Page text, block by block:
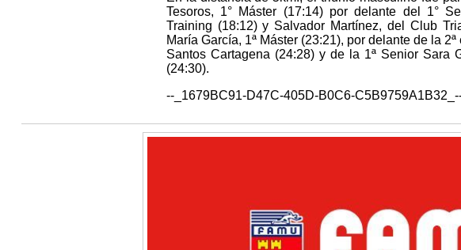
Tesoros, 1° Máster (17:14) por delante del 1°
Training (18:12) y Salvador Martínez, del Club
María García, 1ª Máster (23:21), por delante de la
Santos Cartagena (24:28) y de la 1ª Senior Sara
(24:30).
--_1679BC91-D47C-405D-B0C6-